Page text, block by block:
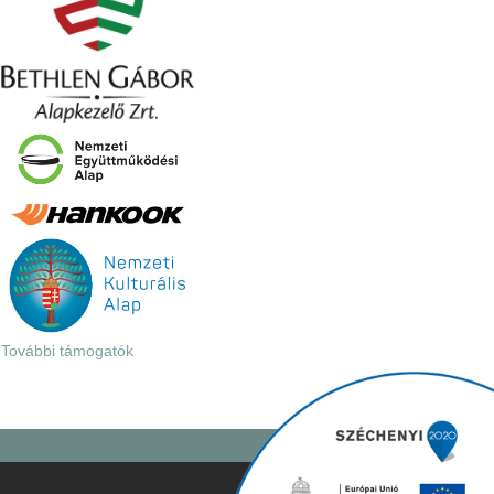
További támogatók